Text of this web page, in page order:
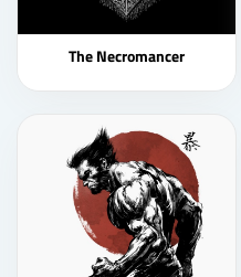
The Necromancer